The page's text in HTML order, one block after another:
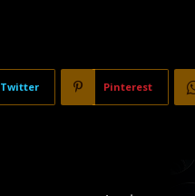
Twitter Pinterest